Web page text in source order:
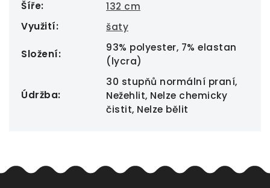
Šíře:
132 cm
Využití: šaty
Složení:
93% polyester, 7% elastan
(lycra)
Údržba:
30 stupňů normální praní,
Nežehlit, Nelze chemicky
čistit, Nelze bělit